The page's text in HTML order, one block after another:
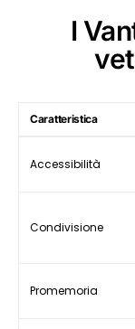
I
Caratteristica
Accessibilità
Condivisione
Promemoria